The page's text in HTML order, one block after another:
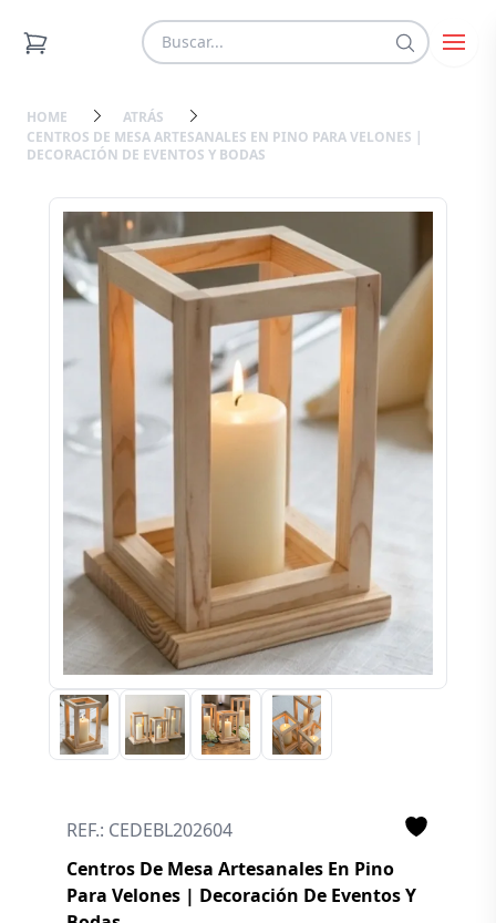
HOME
ATRÁS
CENTROS DE MESA ARTESANALES EN PINO PARA VELONES |
DECORACIÓN DE EVENTOS Y BODAS
REF.: CEDEBL202604
Centros De Mesa Artesanales En Pino
Para Velones | Decoración De Eventos Y